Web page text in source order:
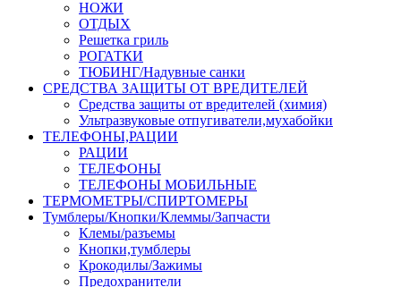
НОЖИ
ОТДЫХ
Решетка гриль
РОГАТКИ
ТЮБИНГ/Надувные санки
СРЕДСТВА ЗАЩИТЫ ОТ ВРЕДИТЕЛЕЙ
Средства защиты от вредителей (химия)
Ультразвуковые отпугиватели,мухабойки
ТЕЛЕФОНЫ,РАЦИИ
РАЦИИ
ТЕЛЕФОНЫ
ТЕЛЕФОНЫ МОБИЛЬНЫЕ
ТЕРМОМЕТРЫ/СПИРТОМЕРЫ
Тумблеры/Кнопки/Клеммы/Запчасти
Клемы/разъемы
Кнопки,тумблеры
Крокодилы/Зажимы
Предохранители